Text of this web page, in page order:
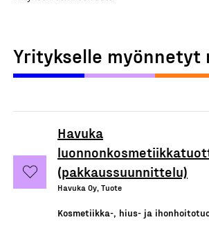
Yritykselle myönnetyt
Havuka
(pakkaussuunnittelu)
Havuka Oy, Tuote
Kosmetiikka-, hius- ja